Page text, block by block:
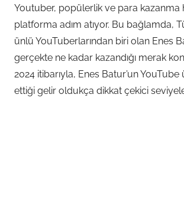
Youtuber, popülerlik ve para kazanma
platforma adım atıyor. Bu bağlamda,
ünlü YouTuberlarından biri olan Enes
gerçekte ne kadar kazandığı merak
2024 itibarıyla, Enes Batur’un
ettiği gelir oldukça dikkat çekici